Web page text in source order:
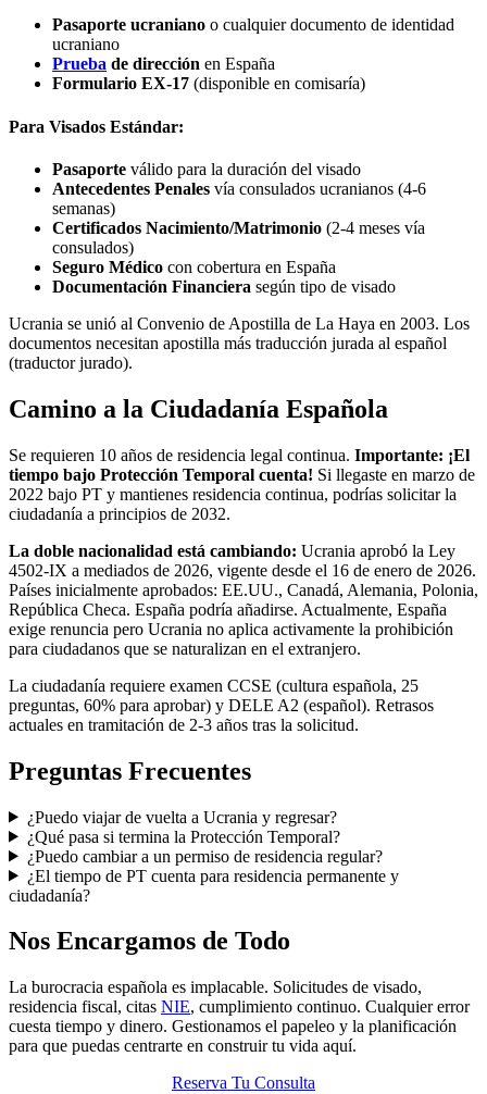
Pasaporte ucraniano o cualquier documento de identidad
ucraniano
Prueba de dirección en España
Formulario EX-17 (disponible en comisaría)
Para Visados Estándar:
Pasaporte válido para la duración del visado
Antecedentes Penales vía consulados ucranianos (4-6
semanas)
Certificados Nacimiento/Matrimonio (2-4 meses vía
consulados)
Seguro Médico con cobertura en España
Documentación Financiera según tipo de visado
Ucrania se unió al Convenio de Apostilla de La Haya en 2003. Los
documentos necesitan apostilla más traducción jurada al español
(traductor jurado).
Camino a la Ciudadanía Española
Se requieren 10 años de residencia legal continua. Importante: ¡El
tiempo bajo Protección Temporal cuenta! Si llegaste en marzo de
2022 bajo PT y mantienes residencia continua, podrías solicitar la
ciudadanía a principios de 2032.
La doble nacionalidad está cambiando: Ucrania aprobó la Ley
4502-IX a mediados de 2026, vigente desde el 16 de enero de 2026.
Países inicialmente aprobados: EE.UU., Canadá, Alemania, Polonia,
República Checa. España podría añadirse. Actualmente, España
exige renuncia pero Ucrania no aplica activamente la prohibición
para ciudadanos que se naturalizan en el extranjero.
La ciudadanía requiere examen CCSE (cultura española, 25
preguntas, 60% para aprobar) y DELE A2 (español). Retrasos
actuales en tramitación de 2-3 años tras la solicitud.
Preguntas Frecuentes
¿Puedo viajar de vuelta a Ucrania y regresar?
¿Qué pasa si termina la Protección Temporal?
¿Puedo cambiar a un permiso de residencia regular?
¿El tiempo de PT cuenta para residencia permanente y
ciudadanía?
Nos Encargamos de Todo
La burocracia española es implacable. Solicitudes de visado,
residencia fiscal, citas NIE, cumplimiento continuo. Cualquier error
cuesta tiempo y dinero. Gestionamos el papeleo y la planificación
para que puedas centrarte en construir tu vida aquí.
Reserva Tu Consulta